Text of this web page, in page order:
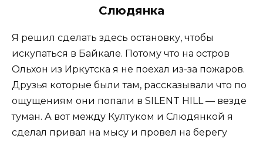
Слюдянка
Я решил сделать здесь остановку, чтобы
искупаться в Байкале. Потому что на остров
Ольхон из Иркутска я не поехал из-за пожаров.
Друзья которые были там, рассказывали что по
ощущениям они попали в SILENT HILL — везде
туман. А вот между Култуком и Слюдянкой я
сделал привал на мысу и провел на берегу